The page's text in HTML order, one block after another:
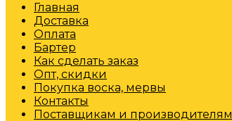
Главная
Доставка
Оплата
Бартер
Как сделать заказ
Опт, скидки
Покупка воска, мервы
Контакты
Поставщикам и производителям